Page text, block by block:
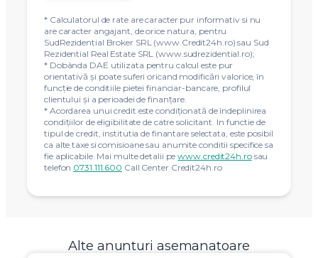
* Calculatorul de rate are caracter pur informativ si nu
are caracter angajant, de orice natura, pentru
SudRezidential Broker SRL (www.Credit24h.ro) sau Sud
Rezidential Real Estate SRL (www.sudrezidential.ro);
* Dobânda DAE utilizata pentru calcul este pur
orientativă și poate suferi oricand modificări valorice, în
funcție de conditiile pietei financiar-bancare, profilul
clientului și a perioadei de finanțare.
* Acordarea unui credit este condiţionată de îndeplinirea
condiţiilor de eligibilitate de catre solicitant. In functie de
tipul de credit, institutia de finantare selectata, este posibil
ca alte taxe si comisioane sau anumite conditii specifice sa
fie aplicabile. Mai multe detalii pewww.credit24h.rosau
telefon 0731.111.600 Call Center Credit24h.ro
Alte anunturi asemanatoare